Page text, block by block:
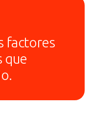
factores
que